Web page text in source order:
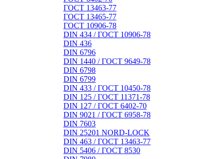
ГОСТ 13463-77
ГОСТ 13465-77
ГОСТ 10906-78
DIN 434 / ГОСТ 10906-78
DIN 436
DIN 6796
DIN 1440 / ГОСТ 9649-78
DIN 6798
DIN 6799
DIN 433 / ГОСТ 10450-78
DIN 125 / ГОСТ 11371-78
DIN 127 / ГОСТ 6402-70
DIN 9021 / ГОСТ 6958-78
DIN 7603
DIN 25201 NORD-LOCK
DIN 463 / ГОСТ 13463-77
DIN 5406 / ГОСТ 8530